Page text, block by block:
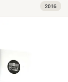
2016